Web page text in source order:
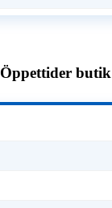
Öppettider butik